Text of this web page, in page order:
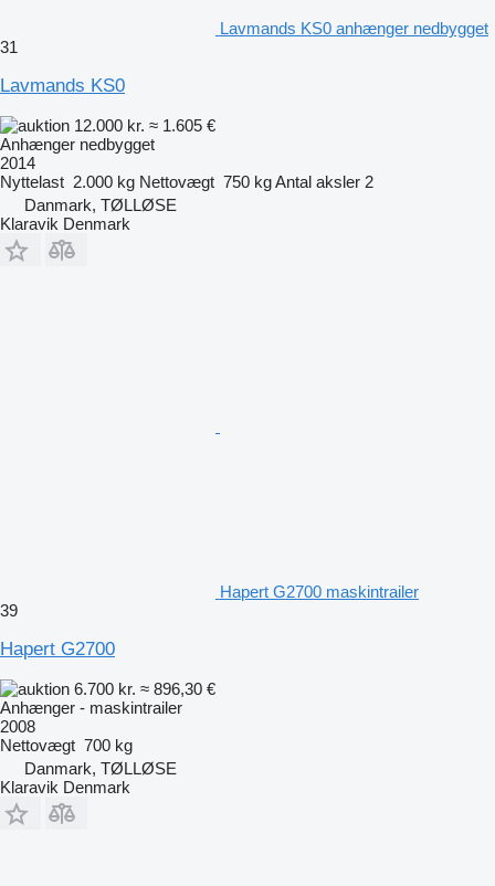
Lavmands KS0 anhænger nedbygget
31
Lavmands KS0
12.000 kr. ≈ 1.605 €
Anhænger nedbygget
2014
Nyttelast 2.000 kg Nettovægt 750 kgAntal aksler 2
Danmark, TØLLØSE
Klaravik Denmark
Hapert G2700 maskintrailer
39
Hapert G2700
6.700 kr. ≈ 896,30 €
Anhænger - maskintrailer
2008
Nettovægt 700 kg
Danmark, TØLLØSE
Klaravik Denmark